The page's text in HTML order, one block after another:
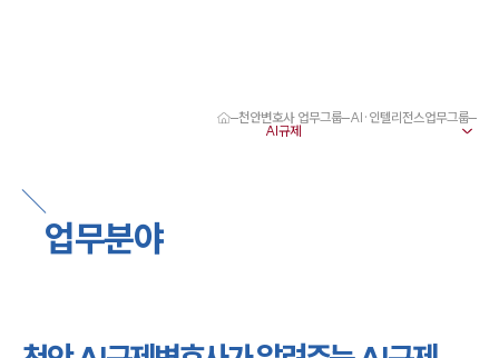
천안형사전문변호사
천안이혼전문변호사
천안학교폭력변호사
천안 분사무소 오시는 길
천안변호사 업무그룹 AI·인텔리전스업무그룹
업무분야